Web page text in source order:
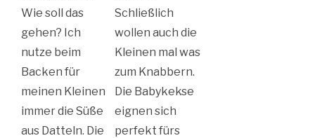
Wie soll das
gehen? Ich
nutze beim
Backen für
meinen Kleinen
immer die Süße
aus Datteln. Die
Schließlich
wollen auch die
Kleinen mal was
zum Knabbern.
Die Babykekse
eignen sich
perfekt fürs